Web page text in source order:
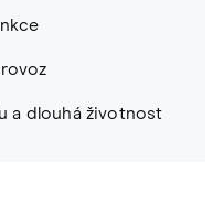
a dlouhá životnost